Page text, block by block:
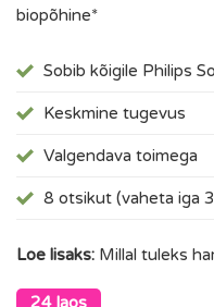
biopõhine*
Sobib kõigile Philips
Keskmine tugevus
Valgendava toimega
8 otsikut (vaheta iga
Loe lisaks: Millal tuleks
24 laos